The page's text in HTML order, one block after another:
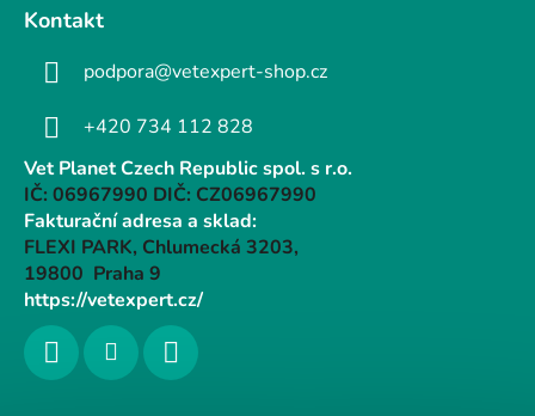
Kontakt
podpora@vetexpert-shop.cz
+420 734 112 828
Vet Planet Czech Republic spol. s r.o.
IČ: 06967990 DIČ: CZ06967990
Fakturační adresa a sklad:
FLEXI PARK, Chlumecká 3203,
19800 Praha 9
https://vetexpert.cz/